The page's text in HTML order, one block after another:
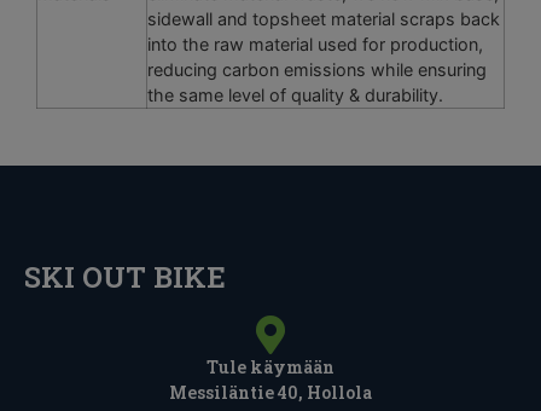
sidewall and topsheet material scraps back
into the raw material used for production,
reducing carbon emissions while ensuring
the same level of quality & durability.
SKI OUT BIKE
Tule käymään
Messiläntie 40, Hollola